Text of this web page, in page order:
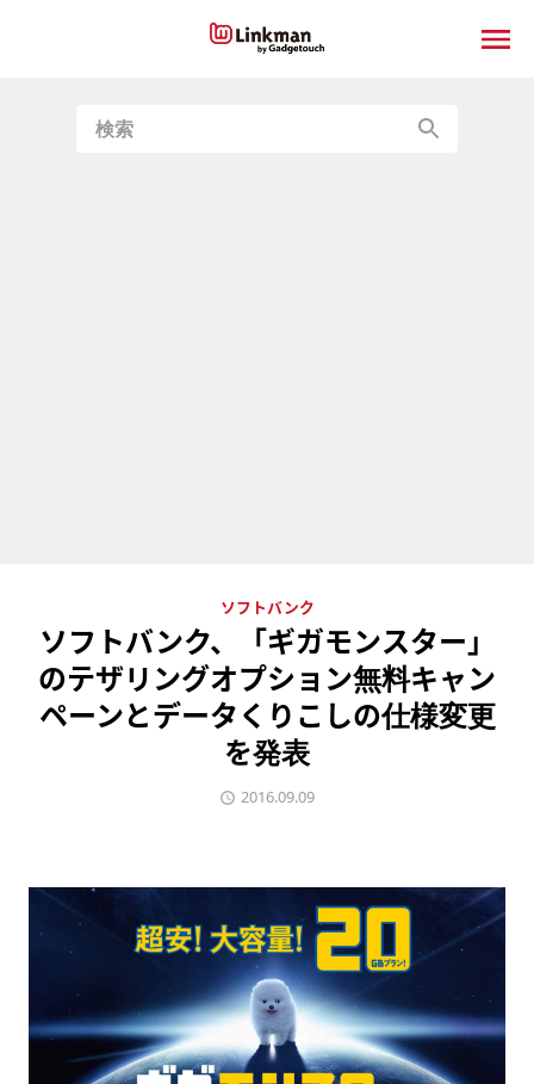
ソフトバンク
ソフトバンク、「ギガモンスター」
のテザリングオプション無料キャン
ペーンとデータくりこしの仕様変更
を発表
2016.09.09